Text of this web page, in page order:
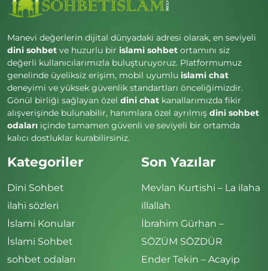
Manevi değerlerin dijital dünyadaki adresi olarak, en seviyeli
dini sohbet ve huzurlu bir islami sohbet ortamını siz
değerli kullanıcılarımızla buluşturuyoruz. Platformumuz
genelinde üyeliksiz erişim, mobil uyumlu islami chat
deneyimi ve yüksek güvenlik standartları önceliğimizdir.
Gönül birliği sağlayan özel dini chat kanallarımızda fikir
alışverişinde bulunabilir, hanımlara özel ayrılmış dini sohbet
odaları içinde tamamen güvenli ve seviyeli bir ortamda
kalıcı dostluklar kurabilirsiniz.
Kategoriler
Dini Sohbet
ilahi sözleri
İslami Konular
İslami Sohbet
sohbet odaları
Son Yazılar
Mevlan Kurtishi – La ilaha
illallah
İbrahim Gürhan –
SÖZÜM SÖZDÜR
Ender Tekin – Acayip